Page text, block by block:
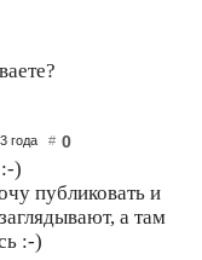
года # 0
)
публиковать и
а там
:-)